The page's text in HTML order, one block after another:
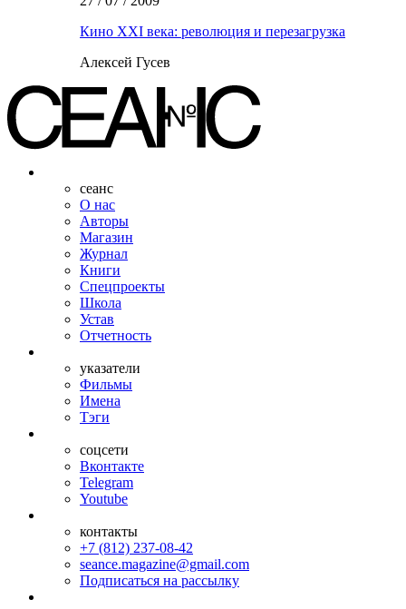
Кино XXI века: революция и перезагрузка
Алексей Гусев
сеанс
О нас
Авторы
Магазин
Журнал
Книги
Спецпроекты
Школа
Устав
Отчетность
указатели
Фильмы
Имена
Тэги
соцсети
Вконтакте
Telegram
Youtube
контакты
+7 (812) 237-08-42
seance.magazine@gmail.com
Подписаться на рассылку